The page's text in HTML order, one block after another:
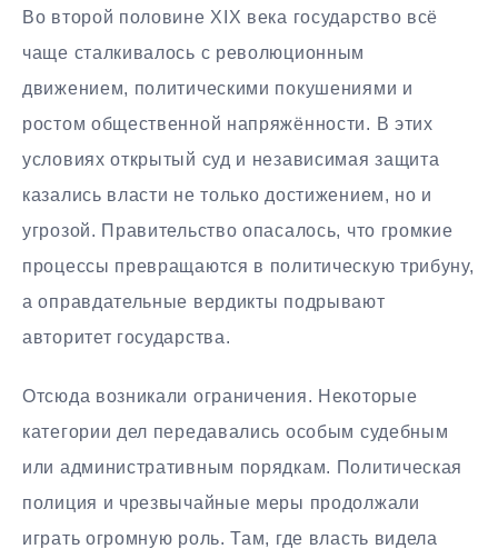
Во второй половине XIX века государство всё
чаще сталкивалось с революционным
движением, политическими покушениями и
ростом общественной напряжённости. В этих
условиях открытый суд и независимая защита
казались власти не только достижением, но и
угрозой. Правительство опасалось, что громкие
процессы превращаются в политическую трибуну,
а оправдательные вердикты подрывают
авторитет государства.
Отсюда возникали ограничения. Некоторые
категории дел передавались особым судебным
или административным порядкам. Политическая
полиция и чрезвычайные меры продолжали
играть огромную роль. Там, где власть видела